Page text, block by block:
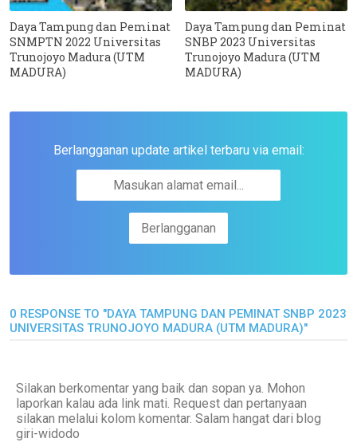
Daya Tampung dan Peminat
SNMPTN 2022 Universitas
Trunojoyo Madura (UTM
MADURA)
Daya Tampung dan Peminat
SNBP 2023 Universitas
Trunojoyo Madura (UTM
MADURA)
Berlangganan update artikel terbaru via email:
0 RESPONSE TO "DAYA TAMPUNG DAN PEMINAT SNBP 2023
UNIVERSITAS TRUNOJOYO MADURA (UTM MADURA)"
Silakan berkomentar yang baik dan sopan ya. Mohon
laporkan kalau ada link mati. Request dan pertanyaan
silakan melalui kolom komentar. Salam hangat dari blog
giri-widodo